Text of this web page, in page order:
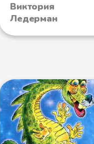
Виктория
Ледерман